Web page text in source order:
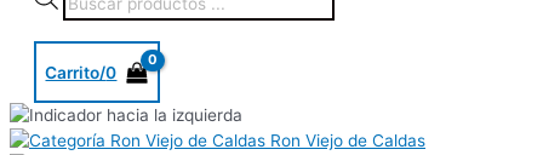
Carrito/0
Ron Viejo de Caldas